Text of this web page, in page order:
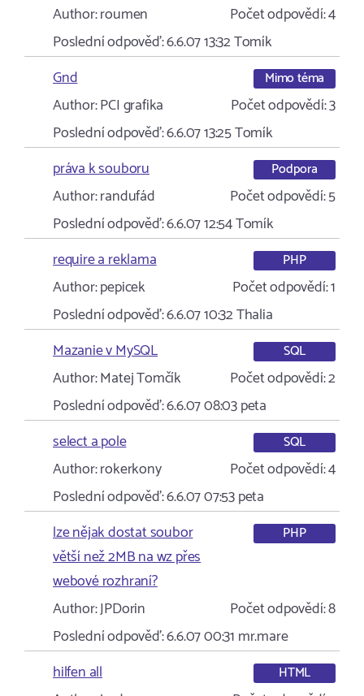
Author:roumen Počet odpovědí:4
Poslední odpověď:6.6.07 13:32Tomík
Gnd
Mimo téma
Author:PCI grafika Počet odpovědí:3
Poslední odpověď:6.6.07 13:25Tomík
práva k souboru
Podpora
Author:randufád Počet odpovědí:5
Poslední odpověď:6.6.07 12:54Tomík
require a reklama
PHP
Author:pepicek Počet odpovědí:1
Poslední odpověď:6.6.07 10:32Thalia
Mazanie v MySQL
SQL
Author:Matej Tomčík Počet odpovědí:2
Poslední odpověď:6.6.07 08:03peta
select a pole
SQL
Author:rokerkony Počet odpovědí:4
Poslední odpověď:6.6.07 07:53peta
lze nějak dostat soubor
větší než 2MB na wz přes
webové rozhraní?
PHP
Author:JPDorin Počet odpovědí:8
Poslední odpověď:6.6.07 00:31 mr.mare
hilfen all
HTML